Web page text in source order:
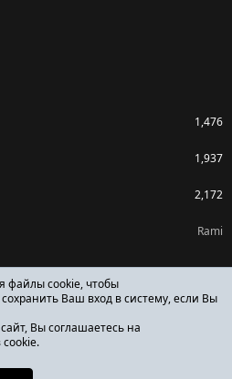
1,476
1,937
2,172
Rami
файлы cookie, чтобы
Ваш вход в систему, если Вы
Вы соглашаетесь на